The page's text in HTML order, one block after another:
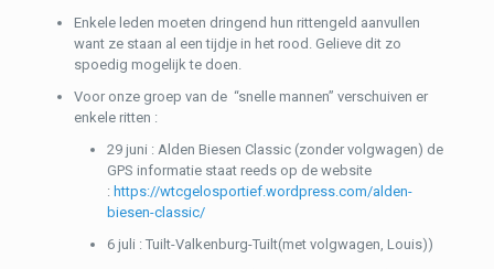
Enkele leden moeten dringend hun rittengeld aanvullen
want ze staan al een tijdje in het rood. Gelieve dit zo
spoedig mogelijk te doen.
Voor onze groep van de “snelle mannen” verschuiven er
enkele ritten :
29 juni : Alden Biesen Classic (zonder volgwagen) de
GPS informatie staat reeds op de website
: https://wtcgelosportief.wordpress.com/alden-
biesen-classic/
6 juli : Tuilt-Valkenburg-Tuilt(met volgwagen, Louis))